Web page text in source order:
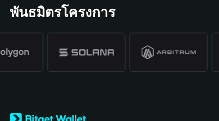
พันธมิตรโครงการ